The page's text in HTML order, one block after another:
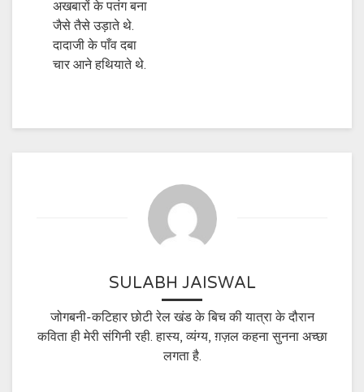
अखबारों के पतंग बना
जैसे तैसे उड़ाते थे.
दादाजी के पाँव दबा
चार आने हथियाते थे.
SULABH JAISWAL
जोगबनी-कटिहार छोटी रेल खंड के बिच की यात्रा के दौरान
कविता ही मेरी संगिनी रही. हास्य, व्यंग्य, ग़ज़ल कहना सुनना अच्छा
लगता है.